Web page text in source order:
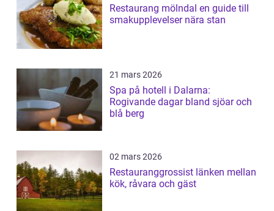
Restaurang mölndal en guide till
smakupplevelser nära stan
21 mars 2026
Spa på hotell i Dalarna:
Rogivande dagar bland sjöar och
blå berg
02 mars 2026
Restauranggrossist länken mellan
kök, råvara och gäst